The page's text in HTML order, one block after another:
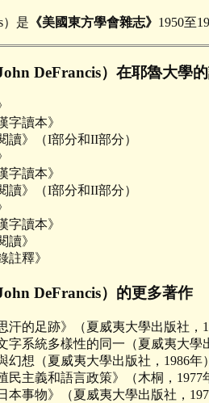
）是 《美國東方學會雜志》 1950至
DeFrancis）在耶魯大學
字讀本》
讀》（I部分和II部分）
字讀本》
讀》（I部分和II部分）
字讀本》
讀》
註釋》
DeFrancis）的更多著作
汗的足跡》（夏威夷大學出版社，
字系統多樣性的同一（夏威夷大學
幻想（夏威夷大學出版社，1986年）
民主義和語言政策》（木桐，1977
本事物》（夏威夷大學出版社，